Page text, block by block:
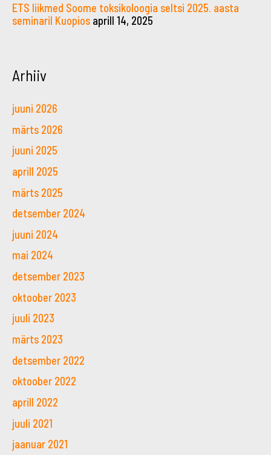
ETS liikmed Soome toksikoloogia seltsi 2025. aasta
seminaril Kuopios aprill 14, 2025
Arhiiv
juuni 2026
märts 2026
juuni 2025
aprill 2025
märts 2025
detsember 2024
juuni 2024
mai 2024
detsember 2023
oktoober 2023
juuli 2023
märts 2023
detsember 2022
oktoober 2022
aprill 2022
juuli 2021
jaanuar 2021